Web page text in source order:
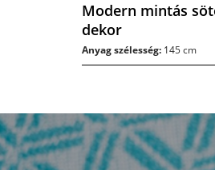
Modern mintás
dekor
Anyag szélesség: 145 cm